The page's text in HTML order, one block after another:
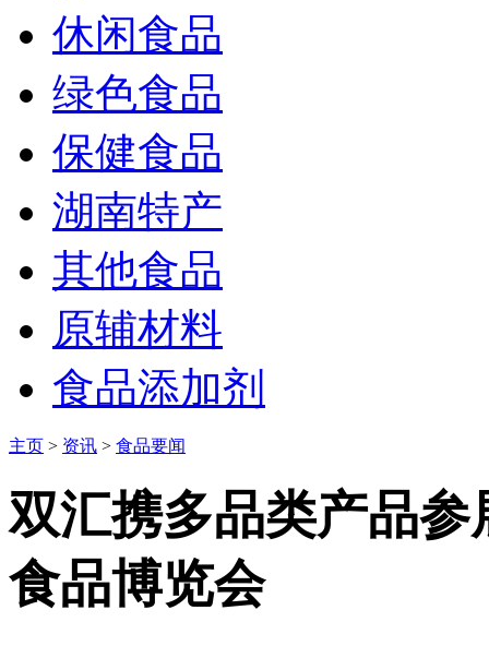
休闲食品
绿色食品
保健食品
湖南特产
其他食品
原辅材料
食品添加剂
主页 > 资讯 > 食品要闻
双汇携多品类产品
食品博览会